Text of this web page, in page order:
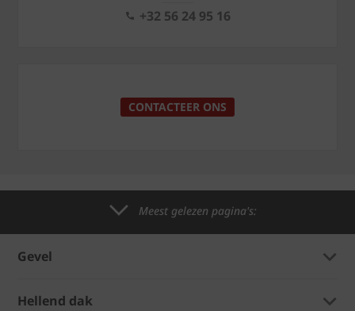
+32 56 24 95 16
CONTACTEER ONS
Meest gelezen pagina's:
Gevel
Hellend dak